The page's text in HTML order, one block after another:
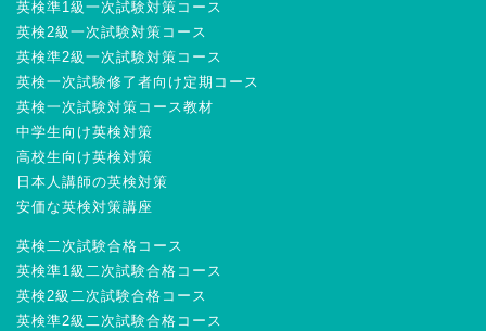
英検準1級一次試験対策コース
英検2級一次試験対策コース
英検準2級一次試験対策コース
英検一次試験修了者向け定期コース
英検一次試験対策コース教材
中学生向け英検対策
高校生向け英検対策
日本人講師の英検対策
安価な英検対策講座
英検二次試験合格コース
英検準1級二次試験合格コース
英検2級二次試験合格コース
英検準2級二次試験合格コース